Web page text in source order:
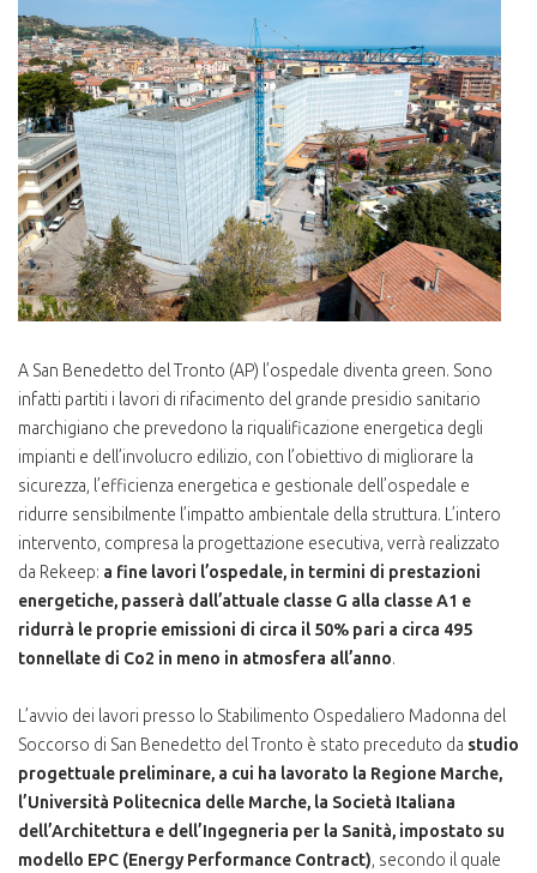
A San Benedetto del Tronto (AP) l’ospedale diventa green. Sono
infatti partiti i lavori di rifacimento del grande presidio sanitario
marchigiano che prevedono la riqualificazione energetica degli
impianti e dell’involucro edilizio, con l’obiettivo di migliorare la
sicurezza, l’efficienza energetica e gestionale dell’ospedale e
ridurre sensibilmente l’impatto ambientale della struttura. L’intero
intervento, compresa la progettazione esecutiva, verrà realizzato
da Rekeep: a fine lavori l’ospedale, in termini di prestazioni
energetiche, passerà dall’attuale classe G alla classe A1 e
ridurrà le proprie emissioni di circa il 50% pari a circa 495
tonnellate di Co2 in meno in atmosfera all’anno.
L’avvio dei lavori presso lo Stabilimento Ospedaliero Madonna del
Soccorso di San Benedetto del Tronto è stato preceduto da studio
progettuale preliminare, a cui ha lavorato la Regione Marche,
l’Università Politecnica delle Marche, la Società Italiana
dell’Architettura e dell’Ingegneria per la Sanità, impostato su
modello EPC (Energy Performance Contract), secondo il quale